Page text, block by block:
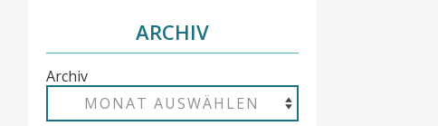
ARCHIV
Archiv